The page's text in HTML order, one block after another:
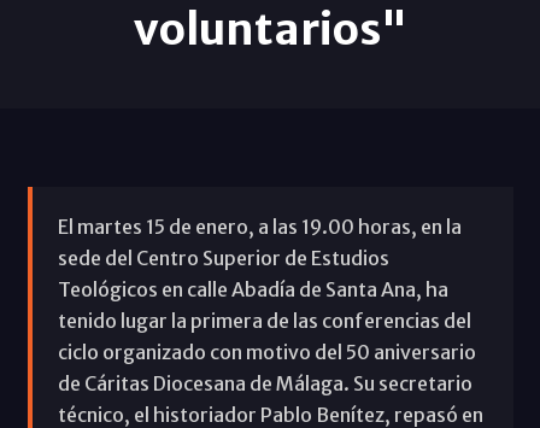
voluntarios"
El martes 15 de enero, a las 19.00 horas, en la
sede del Centro Superior de Estudios
Teológicos en calle Abadía de Santa Ana, ha
tenido lugar la primera de las conferencias del
ciclo organizado con motivo del 50 aniversario
de Cáritas Diocesana de Málaga. Su secretario
técnico, el historiador Pablo Benítez, repasó en